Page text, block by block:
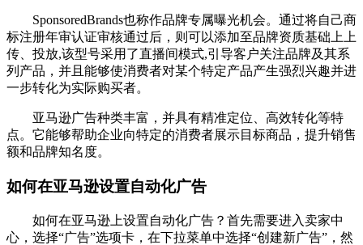
SponsoredBrands也称作品牌专属曝光机会。通过将自己商
标注册年审认证审核通过后，则可以添加至品牌资质基础上上
传、投放,该型号采用了直播间模式,引导客户关注品牌及其系
列产品，并且能够使消费者对某个特定产品产生强烈兴趣并进
一步转化为实际购买者。
亚马逊广告种类丰富，并具有精准定位、高效转化等特
点。它能够帮助企业向特定的消费者展示目标商品，提升销售
额和品牌知名度。
如何在亚马逊设置自动化广告
如何在亚马逊上设置自动化广告？首先需要进入卖家中
心，选择“广告”选项卡，在下拉菜单中选择“创建新广告”，然